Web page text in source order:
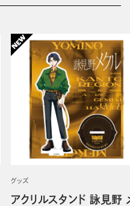
グッズ
アクリルスタンド 詠見野